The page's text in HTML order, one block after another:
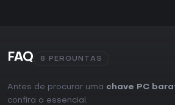
FAQ 8 PERGUNTAS
Antes de procurar uma chave PC
confira o essencial.